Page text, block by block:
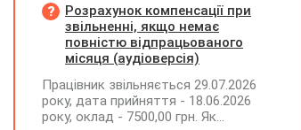
заробітної плати (винагороди), для
розрахунку внеску на підтримку
працевлаштування осіб з
інвалідністю?
Розрахунок компенсації при
звільненні, якщо немає
повністю відпрацьованого
місяця (аудіоверсія)
Працівник звільняється 29.07.2026
року, дата прийняття - 18.06.2026
року, оклад - 7500,00 грн. Як